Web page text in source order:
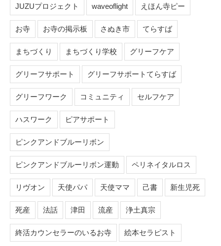
JUZUプロジェクト waveoflight えほん寺ピー
お寺 お寺の掲示板 さぬき市 てらすば
まちづくり まちづくり学校 グリーフケア
グリーフサポート グリーフサポートてらすば
グリーフワーク コミュニティ セルフケア
ハスワーク ピアサポート
ピンクアンドブルーリボン
ピンクアンドブルーリボン運動 ペリネイタルロス
リヴオン 天使パパ 天使ママ 己書 新生児死
死産 法話 津田 流産 浄土真宗
終活カウンセラーのいるお寺 絵本セラピスト